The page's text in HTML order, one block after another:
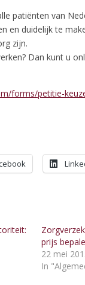
patiënten van
en duidelijk te
zijn.
Dan kunt u
forms/petitie-
prijs
22 mei
In